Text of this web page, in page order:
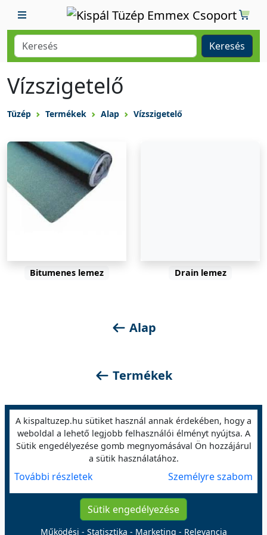
Keresés
Vízszigetelő
Tüzép Termékek Alap Vízszigetelő
Bitumenes lemez Drain lemez
Alap
Termékek
Kispál Tüzép
Tüzelő és építőanyag Kereskedés
6088Apostag, Vasút utca
7020
Dunaföldvár, Paksi utca57/A.
A kispaltuzep.hu sütiket használ annak érdekében, hogy a
weboldal a lehető legjobb felhasználói élményt nyújtsa. A
Sütik engedélyezése gomb megnyomásával Ön hozzájárul
a sütik használatához.
További részletek Személyre szabom
Sütik engedélyezése
Működési - Statisztika - Marketing - Relevancia